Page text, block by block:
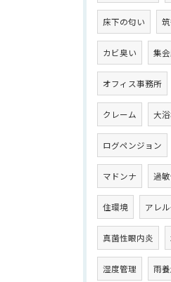
床下の匂い
カビ臭い 集
オフィス事務所
クレーム 大
ログペンジョン
マドンナ 過
住環境 アレ
真菌性眼内炎
湿度管理 雨